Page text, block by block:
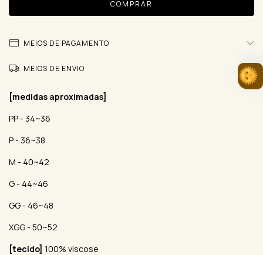
MEIOS DE PAGAMENTO
MEIOS DE ENVIO
[medidas aproximadas]
PP - 34~36
P - 36~38
M - 40~42
G - 44~46
GG - 46~48
XGG - 50~52
[tecido] 100% viscose